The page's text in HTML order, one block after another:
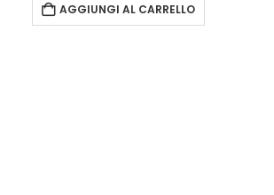
AGGIUNGI AL CARRELLO